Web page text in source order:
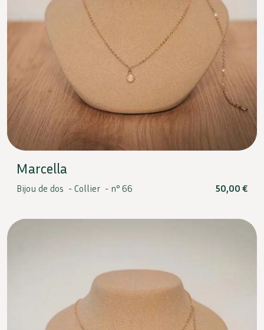
Marcella
Bijou de dos - Collier - n° 66 50,00 €